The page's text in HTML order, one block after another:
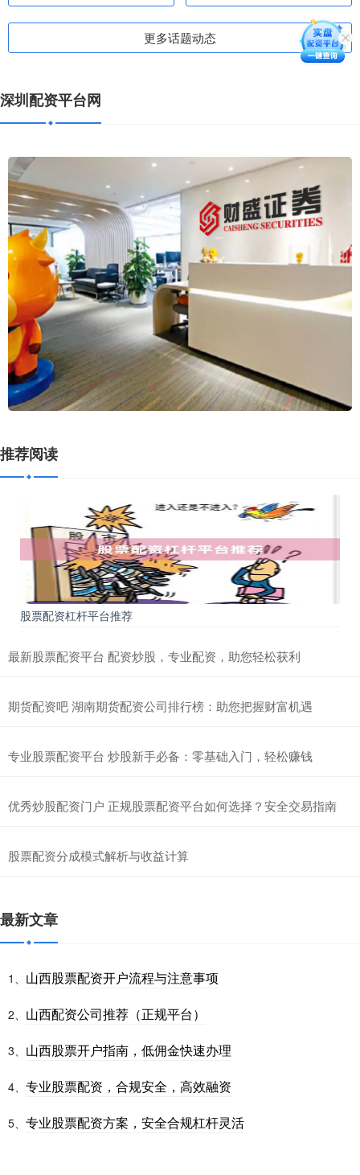
更多话题动态
深圳配资平台网
推荐阅读
股票配资杠杆平台推荐
最新股票配资平台 配资炒股，专业配资，助您轻松获利
期货配资吧 湖南期货配资公司排行榜：助您把握财富机遇
专业股票配资平台 炒股新手必备：零基础入门，轻松赚钱
优秀炒股配资门户 正规股票配资平台如何选择？安全交易指南
股票配资分成模式解析与收益计算
最新文章
1、 山西股票配资开户流程与注意事项
2、 山西配资公司推荐（正规平台）
3、 山西股票开户指南，低佣金快速办理
4、 专业股票配资，合规安全，高效融资
5、 专业股票配资方案，安全合规杠杆灵活